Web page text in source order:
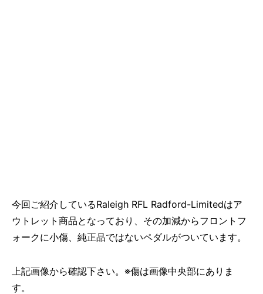
今回ご紹介しているRaleigh RFL Radford-Limitedはア
ウトレット商品となっており、その加減からフロントフ
ォークに小傷、純正品ではないペダルがついています。
上記画像から確認下さい。※傷は画像中央部にありま
す。